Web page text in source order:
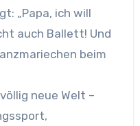
„Papa, ich will
auch Ballett! Und
beim
neue Welt –